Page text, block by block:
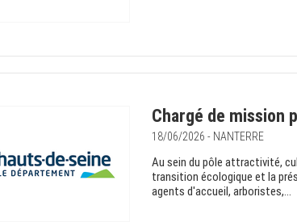
Chargé de
18/06/2026 - NANTERRE
Au sein du pôle attractivité,
transition écologique et la
agents d'accueil, arboristes,...